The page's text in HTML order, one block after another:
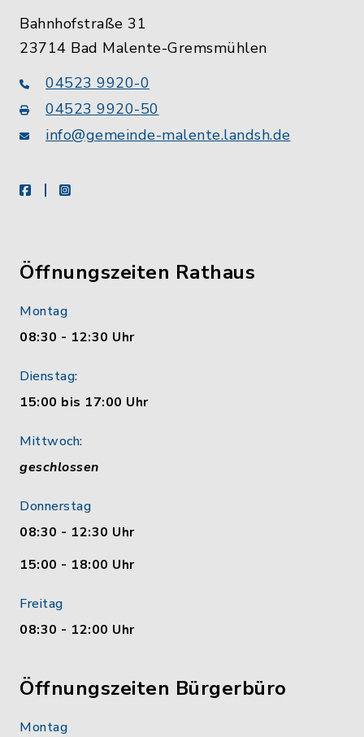
Bahnhofstraße 31
23714 Bad Malente-Gremsmühlen
04523 9920-0
04523 9920-50
info@gemeinde-malente.landsh.de
facebookinstagram
Öffnungszeiten Rathaus
Montag
08:30 - 12:30 Uhr
Dienstag:
15:00 bis 17:00 Uhr
Mittwoch:
geschlossen
Donnerstag
08:30 - 12:30 Uhr
15:00 - 18:00 Uhr
Freitag
08:30 - 12:00 Uhr
Öffnungszeiten Bürgerbüro
Montag